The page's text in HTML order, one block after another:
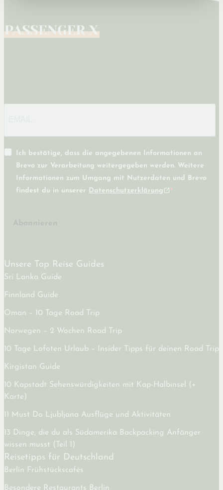
Ich bestätige, dass die angegebenen Informationen an
Brevo zur Verarbeitung weitergegeben werden. Weitere
Informationen zum Umgang mit Nutzerdaten und Brevo
findest du in unserer Datenschutzerklärung
Unsere Top Reise Guides
Sri Lanka Guide
Finnland Guide
Oman – 10 Tage Road Trip
Norwegen – 2 Wochen Road Trip
10 Tage Lofoten Urlaub – Insider Tipps für deinen Road Trip
Kirgistan Guide
10 Kapstadt Sehenswürdigkeiten mit Kap-Halbinsel (+
Karte)
11 Must Do Ljubljana Ausflüge und Aktivitäten
13 Dinge, die du als Südamerika Backpacking Anfänger
wissen musst (Teil 1)
Reisetipps für Deutschland
Berlin Frühstückscafés
Besondere Restaurants Berlin